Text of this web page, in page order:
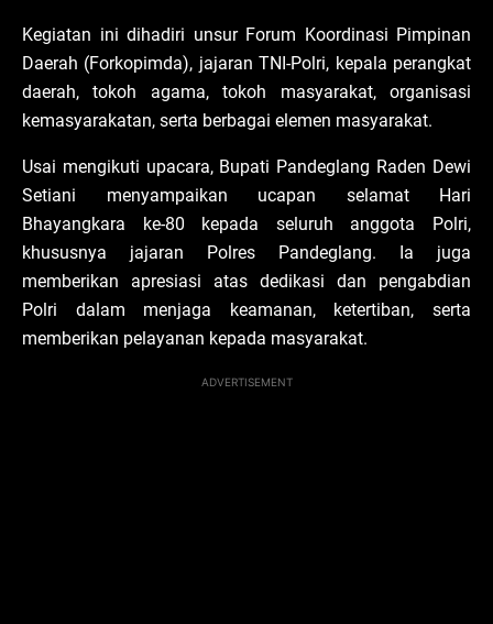
Kegiatan ini dihadiri unsur Forum Koordinasi Pimpinan
Daerah (Forkopimda), jajaran TNI-Polri, kepala perangkat
daerah, tokoh agama, tokoh masyarakat, organisasi
kemasyarakatan, serta berbagai elemen masyarakat.
Usai mengikuti upacara, Bupati Pandeglang Raden Dewi
Setiani menyampaikan ucapan selamat Hari
Bhayangkara ke-80 kepada seluruh anggota Polri,
khususnya jajaran Polres Pandeglang. Ia juga
memberikan apresiasi atas dedikasi dan pengabdian
Polri dalam menjaga keamanan, ketertiban, serta
memberikan pelayanan kepada masyarakat.
ADVERTISEMENT